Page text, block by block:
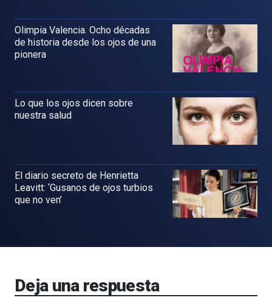
Olimpia Valencia. Ocho décadas
de historia desde los ojos de una
pionera
Lo que los ojos dicen sobre
nuestra salud
El diario secreto de Henrietta
Leavitt: ‘Gusanos de ojos turbios
que no ven’
Deja una respuesta